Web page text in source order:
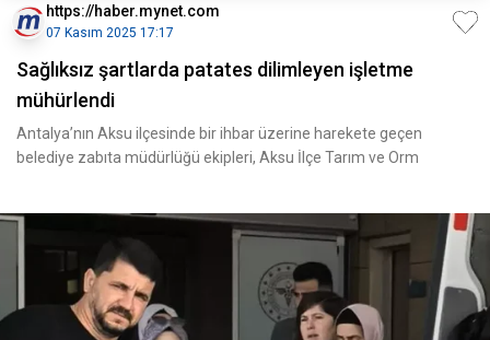
https://haber.mynet.com
07 Kasım 2025 17:17
Sağlıksız şartlarda patates dilimleyen işletme
mühürlendi
Antalya’nın Aksu ilçesinde bir ihbar üzerine harekete geçen
belediye zabıta müdürlüğü ekipleri, Aksu İlçe Tarım ve Orm